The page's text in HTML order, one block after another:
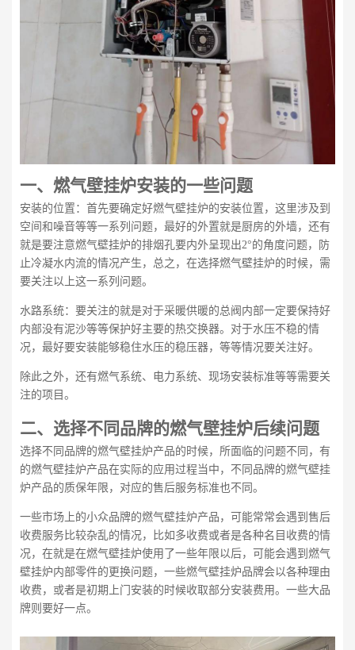
一、 燃气壁挂炉安装的一些问题
安装的位置：首先要确定好燃气壁挂炉的安装位置，这里涉及到
空间和噪音等等一系列问题，最好的外置就是厨房的外墙，还有
就是要注意燃气壁挂炉的排烟孔要内外呈现出2°的角度问题，防
止冷凝水内流的情况产生，总之，在选择燃气壁挂炉的时候，需
要关注以上这一系列问题。
水路系统：要关注的就是对于采暖供暖的总阀内部一定要保持好
内部没有泥沙等等保护好主要的热交换器。对于水压不稳的情
况，最好要安装能够稳住水压的稳压器，等等情况要关注好。
除此之外，还有燃气系统、电力系统、现场安装标准等等需要关
注的项目。
二、 选择不同品牌的燃气壁挂炉后续问题
选择不同品牌的燃气壁挂炉产品的时候，所面临的问题不同，有
的燃气壁挂炉产品在实际的应用过程当中，不同品牌的燃气壁挂
炉产品的质保年限，对应的售后服务标准也不同。
一些市场上的小众品牌的燃气壁挂炉产品，可能常常会遇到售后
收费服务比较杂乱的情况，比如多收费或者是各种名目收费的情
况，在就是在燃气壁挂炉使用了一些年限以后，可能会遇到燃气
壁挂炉内部零件的更换问题，一些燃气壁挂炉品牌会以各种理由
收费，或者是初期上门安装的时候收取部分安装费用。一些大品
牌则要好一点。